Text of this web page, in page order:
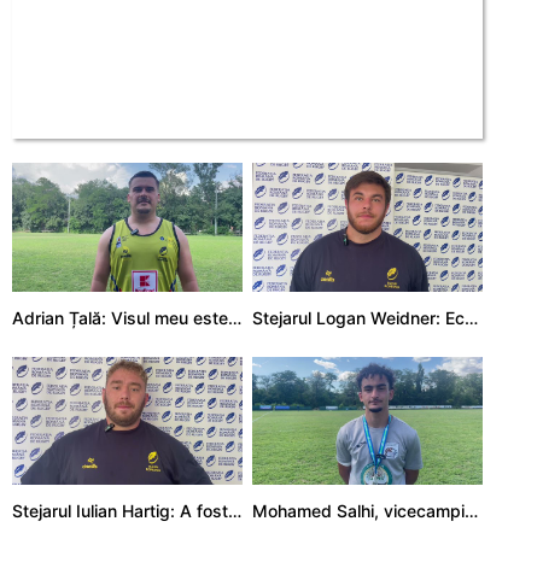
Adrian Țală: Visul meu este să debutez pentru România Stejarul Logan Weidner: Echipa a muncit mult, iar asta se va vedea în meciurile de la Nations Cup
Stejarul Iulian Hartig: A fost un turneu care a unit mai mult echipa Mohamed Salhi, vicecampion național juniori I: Rugby-ul te învață să accepți și înfrângerile